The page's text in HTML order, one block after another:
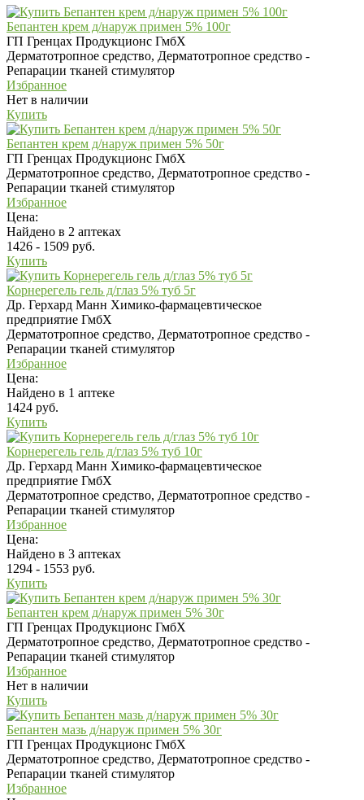
Бепантен крем д/наруж примен 5% 100г
ГП Гренцах Продукционс ГмбХ
Дерматотропное средство, Дерматотропное средство -
Репарации тканей стимулятор
Избранное
Нет в наличии
Купить
Бепантен крем д/наруж примен 5% 50г
ГП Гренцах Продукционс ГмбХ
Дерматотропное средство, Дерматотропное средство -
Репарации тканей стимулятор
Избранное
Цена:
Найдено в 2 аптеках
1426 - 1509 руб.
Купить
Корнерегель гель д/глаз 5% туб 5г
Др. Герхард Манн Химико-фармацевтическое
предприятие ГмбХ
Дерматотропное средство, Дерматотропное средство -
Репарации тканей стимулятор
Избранное
Цена:
Найдено в 1 аптеке
1424 руб.
Купить
Корнерегель гель д/глаз 5% туб 10г
Др. Герхард Манн Химико-фармацевтическое
предприятие ГмбХ
Дерматотропное средство, Дерматотропное средство -
Репарации тканей стимулятор
Избранное
Цена:
Найдено в 3 аптеках
1294 - 1553 руб.
Купить
Бепантен крем д/наруж примен 5% 30г
ГП Гренцах Продукционс ГмбХ
Дерматотропное средство, Дерматотропное средство -
Репарации тканей стимулятор
Избранное
Нет в наличии
Купить
Бепантен мазь д/наруж примен 5% 30г
ГП Гренцах Продукционс ГмбХ
Дерматотропное средство, Дерматотропное средство -
Репарации тканей стимулятор
Избранное